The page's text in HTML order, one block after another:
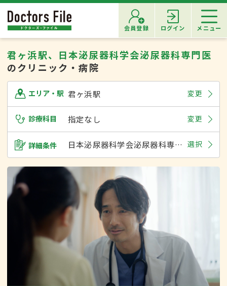
会員登録 ログイン メニュー
君ヶ浜駅、日本泌尿器科学会泌尿器科専門医
のクリニック・病院
エリア・駅 君ヶ浜駅 変更
診療科目 指定なし 変更
詳細条件 日本泌尿器科学会泌尿器科専門医 選択